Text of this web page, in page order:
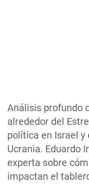
Análisis profundo
alrededor del
política en Israel
Ucrania. Eduardo
experta sobre
impactan el